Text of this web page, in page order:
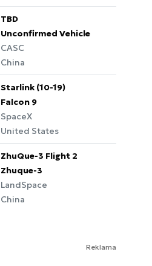
TBD
Unconfirmed Vehicle
CASC
China
Starlink (10-19)
Falcon 9
SpaceX
United States
ZhuQue-3 Flight 2
Zhuque-3
LandSpace
China
Reklama